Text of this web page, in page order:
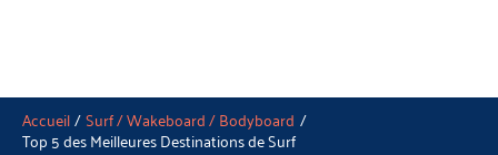
Accueil Surf / Wakeboard / Bodyboard
Top 5 des Meilleures Destinations de Surf